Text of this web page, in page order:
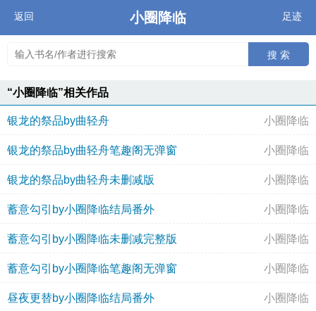
返回 小圈降临 足迹
搜 索
“小圈降临”相关作品
银龙的祭品by曲轻舟 小圈降临
银龙的祭品by曲轻舟笔趣阁无弹窗 小圈降临
银龙的祭品by曲轻舟未删减版 小圈降临
蓄意勾引by小圈降临结局番外 小圈降临
蓄意勾引by小圈降临未删减完整版 小圈降临
蓄意勾引by小圈降临笔趣阁无弹窗 小圈降临
昼夜更替by小圈降临结局番外 小圈降临